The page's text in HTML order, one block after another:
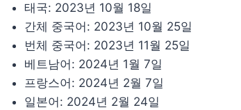
태국: 2023년 10월 18일
간체 중국어: 2023년 10월 25일
번체 중국어: 2023년 11월 25일
베트남어: 2024년 1월 7일
프랑스어: 2024년 2월 7일
일본어: 2024년 2월 24일